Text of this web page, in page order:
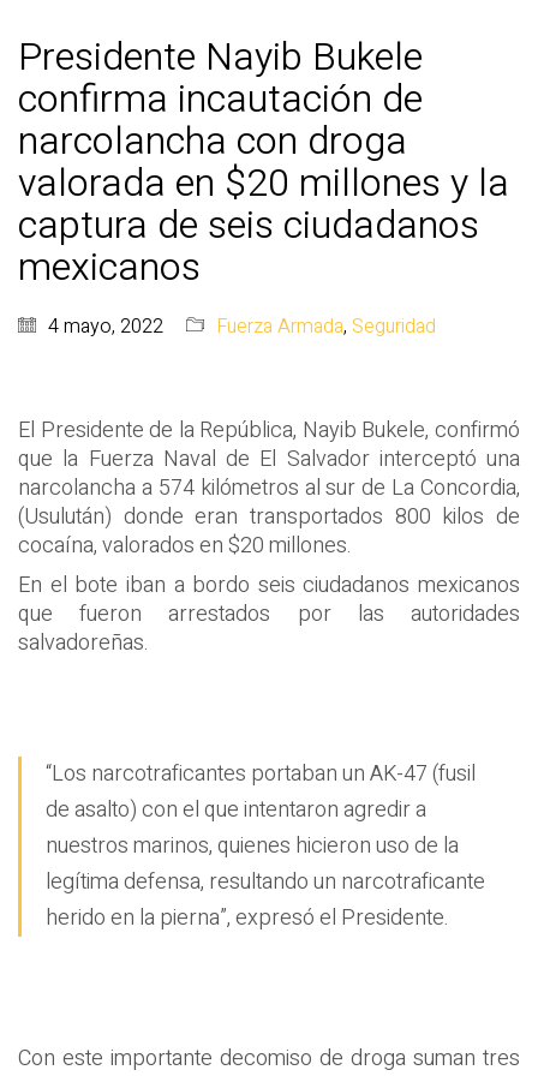
Presidente Nayib Bukele
confirma incautación de
narcolancha con droga
valorada en $20 millones y la
captura de seis ciudadanos
mexicanos
4 mayo, 2022 Fuerza Armada, Seguridad
El Presidente de la República, Nayib Bukele, confirmó
que la Fuerza Naval de El Salvador interceptó una
narcolancha a 574 kilómetros al sur de La Concordia,
(Usulután) donde eran transportados 800 kilos de
cocaína, valorados en $20 millones.
En el bote iban a bordo seis ciudadanos mexicanos
que fueron arrestados por las autoridades
salvadoreñas.
“Los narcotraficantes portaban un AK-47 (fusil
de asalto) con el que intentaron agredir a
nuestros marinos, quienes hicieron uso de la
legítima defensa, resultando un narcotraficante
herido en la pierna”, expresó el Presidente.
Con este importante decomiso de droga suman tres